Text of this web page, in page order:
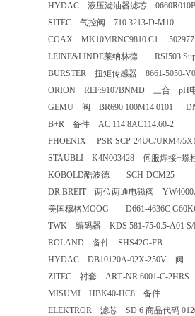
HYDAC 液压滤油器滤芯
SITEC 气控阀 710.3213-D-M10
COAX MK10MRNC9810 C1
LEINE&LINDE莱纳林德 RSI503
BURSTER 扭矩传感器 8661-5050-
ORION REF:9107BNMD 三合一pH
GEMU 阀 BR690 100M14 0101
B+R 备件 AC 114:8AC114.60-2
PHOENIX PSR-SCP-24UC/URM4/
STAUBLI K4N003428 伺服焊接+螺
KOBOLD酷波德 SCH-DCM25
DR.BREIT 两位两通电磁阀
美国穆格MOOG D661-4636C
TWK 编码器 KDS 581-75-0.5-A01 S/
ROLAND 备件 SHS42G-FB
HYDAC DB10120A-02X-250V 阀
ZITEC 衬套 ART.-NR.6001-C-2HRS
MISUMI HBK40-HC8 备件
ELEKTROR 滤芯 SD 6 商品代码